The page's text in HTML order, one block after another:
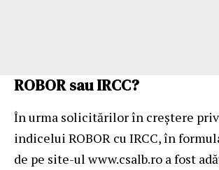
ROBOR sau IRCC?
În urma solicitărilor în creștere
indicelui ROBOR cu IRCC, în
de pe site-ulwww.csalb.ro a fost